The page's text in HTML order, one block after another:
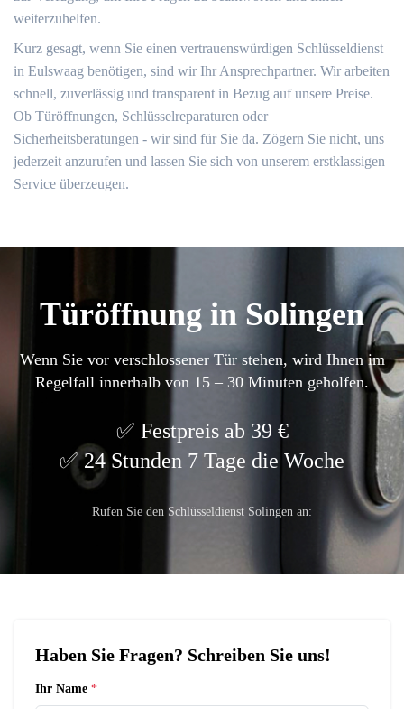
weiterzuhelfen.
Kurz gesagt, wenn Sie einen vertrauenswürdigen Schlüsseldienst
in Eulswaag benötigen, sind wir Ihr Ansprechpartner. Wir arbeiten
schnell, zuverlässig und transparent in Bezug auf unsere Preise.
Ob Türöffnungen, Schlüsselreparaturen oder
Sicherheitsberatungen - wir sind für Sie da. Zögern Sie nicht, uns
jederzeit anzurufen und lassen Sie sich von unserem erstklassigen
Service überzeugen.
Türöffnung in Solingen
Wenn Sie vor verschlossener Tür stehen, wird Ihnen im
Regelfall innerhalb von 15 – 30 Minuten geholfen.
Festpreis ab 39 €
24 Stunden 7 Tage die Woche
Rufen Sie den Schlüsseldienst Solingen an:
Haben Sie Fragen? Schreiben Sie uns!
Ihr Name